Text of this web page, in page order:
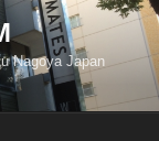
Nagoya Japan